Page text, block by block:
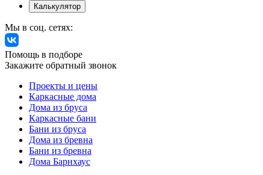
Калькулятор
Мы в соц. сетях:
Помощь в подборе
Закажите обратный звонок
Проекты и цены
Каркасные дома
Дома из бруса
Каркасные бани
Бани из бруса
Дома из бревна
Бани из бревна
Дома Барнхаус